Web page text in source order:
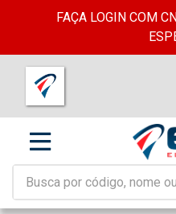
FAÇA LOGIN COM